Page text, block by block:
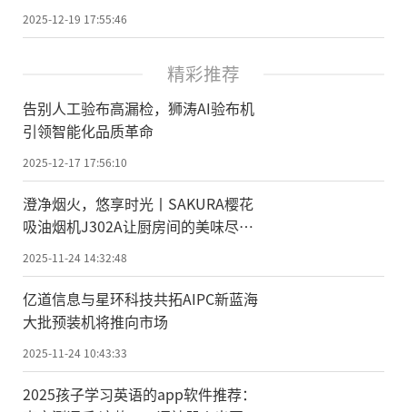
2025-12-19 17:55:46
精彩推荐
告别人工验布高漏检，狮涛AI验布机
引领智能化品质革命
2025-12-17 17:56:10
澄净烟火，悠享时光丨SAKURA樱花
吸油烟机J302A让厨房间的美味尽情
绽放
2025-11-24 14:32:48
亿道信息与星环科技共拓AIPC新蓝海
大批预装机将推向市场
2025-11-24 10:43:33
2025孩子学习英语的app软件推荐：